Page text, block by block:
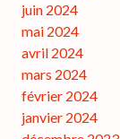
juin 2024
mai 2024
avril 2024
mars 2024
février 2024
janvier 2024